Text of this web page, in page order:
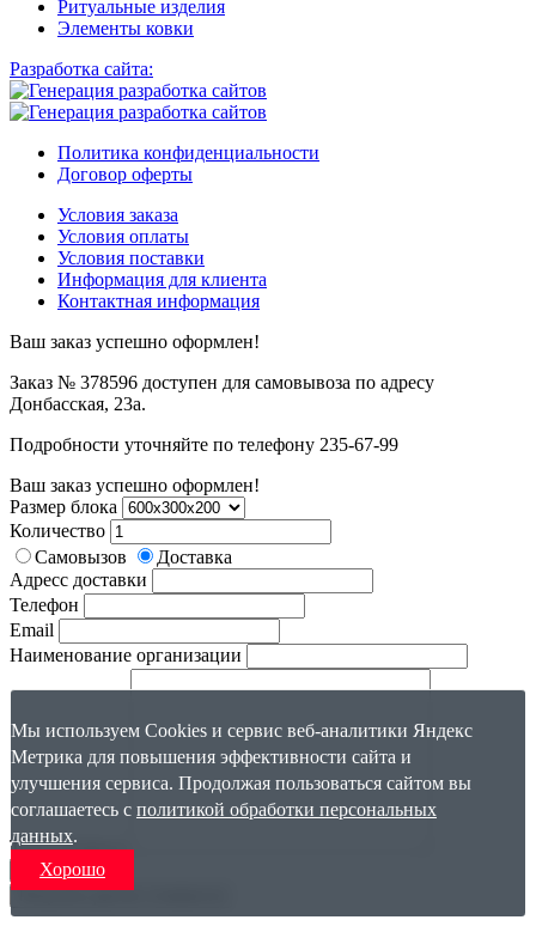
Ритуальные изделия
Элементы ковки
Разработка сайта:
Политика конфиденциальности
Договор оферты
Условия заказа
Условия оплаты
Условия поставки
Информация для клиента
Контактная информация
Ваш заказ успешно оформлен!
Заказ № 378596 доступен для самовывоза по адресу
Донбасская, 23а.
Подробности уточняйте по телефону 235-67-99
Ваш заказ успешно оформлен!
Размер блока
Количество
Самовызов
Доставка
Адресс доставки
Телефон
Email
Наименование организации
Текст вопроса
Мы используем Cookies и сервис веб-аналитики Яндекс
Метрика для повышения эффективности сайта и
улучшения сервиса. Продолжая пользоваться сайтом вы
соглашаетесь с политикой обработки персональных
данных.
Хорошо